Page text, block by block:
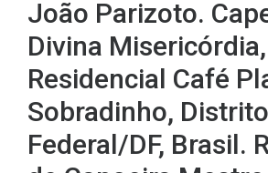
João Parizoto.
Divina Misericórdia,
Residencial Café
Sobradinho, Distrito
Federal/DF, Brasil.